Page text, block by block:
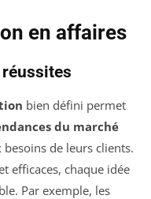
en affaires
bien défini permet
du marché
de leurs clients.
efficaces, chaque idée
Par exemple, les